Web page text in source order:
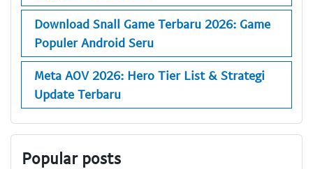
Download Snall Game Terbaru 2026: Game
Populer Android Seru
Meta AOV 2026: Hero Tier List & Strategi
Update Terbaru
Popular posts